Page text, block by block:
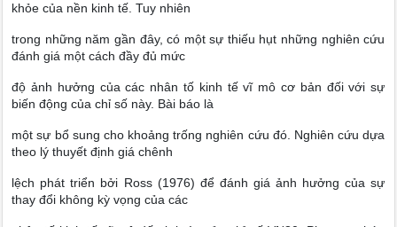
khỏe của nền kinh tế. Tuy nhiên
trong những năm gần đây, có một sự thiếu hụt những nghiên cứu
đánh giá một cách đầy đủ mức
độ ảnh hưởng của các nhân tố kinh tế vĩ mô cơ bản đối với sự
biến động của chỉ số này. Bài báo là
một sự bổ sung cho khoảng trống nghiên cứu đó. Nghiên cứu dựa
theo lý thuyết định giá chênh
lệch phát triển bởi Ross (1976) để đánh giá ảnh hưởng của sự
thay đổi không kỳ vọng của các